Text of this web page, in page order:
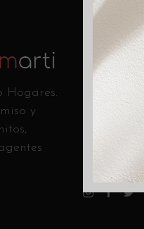
Hogares.
y
Contact
C/
Andrade)
Síguenos